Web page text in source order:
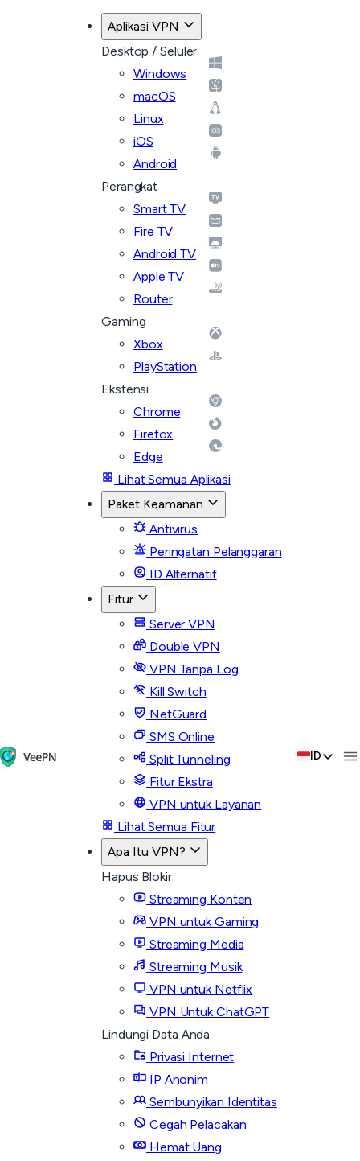
Aplikasi VPN
Desktop / Seluler
Windows
macOS
Linux
iOS
Android
Perangkat
Smart TV
Fire TV
Android TV
Apple TV
Router
Gaming
Xbox
PlayStation
Ekstensi
Chrome
Firefox
Edge
Lihat Semua Aplikasi
Paket Keamanan
Antivirus
Peringatan Pelanggaran
ID Alternatif
Fitur
Server VPN
Double VPN
VPN Tanpa Log
Kill Switch
NetGuard
SMS Online
Split Tunneling
Fitur Ekstra
VPN untuk Layanan
Lihat Semua Fitur
Apa Itu VPN?
Hapus Blokir
Streaming Konten
VPN untuk Gaming
Streaming Media
Streaming Musik
VPN untuk Netflix
VPN Untuk ChatGPT
Lindungi Data Anda
Privasi Internet
IP Anonim
Sembunyikan Identitas
Cegah Pelacakan
Hemat Uang
ID